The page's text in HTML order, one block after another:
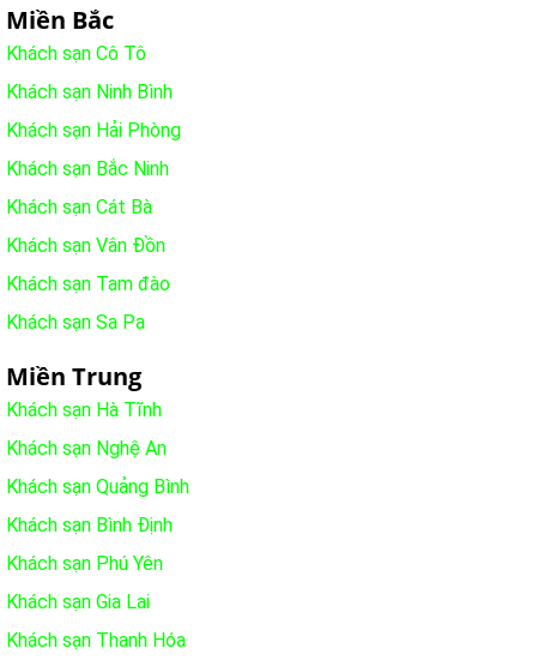
Miền Bắc
Khách sạn Cô Tô
Khách sạn Ninh Bình
Khách sạn Hải Phòng
Khách sạn Bắc Ninh
Khách sạn Cát Bà
Khách sạn Vân Đồn
Khách sạn Tam đào
Khách sạn Sa Pa
Miền Trung
Khách sạn Hà Tĩnh
Khách sạn Nghệ An
Khách sạn Quảng Bình
Khách sạn Bình Định
Khách sạn Phú Yên
Khách sạn Gia Lai
Khách sạn Thanh Hóa